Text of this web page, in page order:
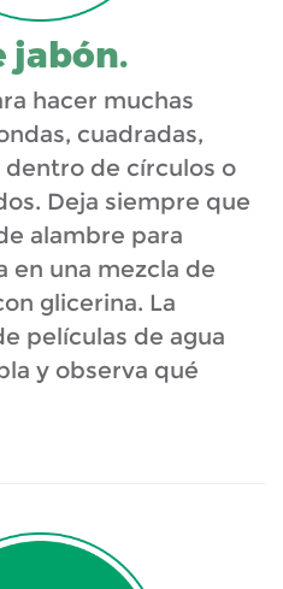
jabón.
hacer muchas
cuadradas,
de círculos o
Deja siempre que
alambre para
en una mezcla de
glicerina. La
películas de agua
y observa qué